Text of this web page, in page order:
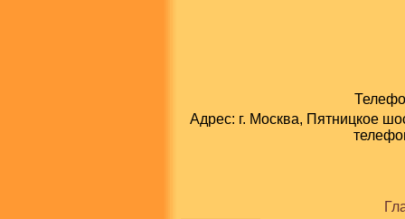
Адрес: г. Москва, Пятницкое